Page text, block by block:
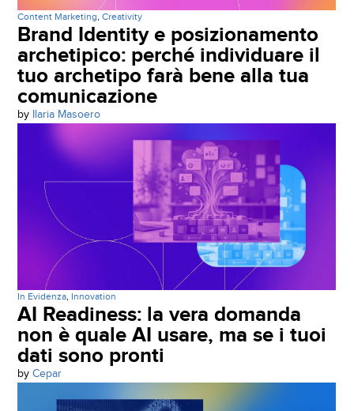
Content Marketing,Creativity
Brand Identity e posizionamento
archetipico: perché individuare il
tuo archetipo farà bene alla tua
comunicazione
by Ilaria Masoero
In Evidenza, Innovation
AI Readiness: la vera domanda
non è quale AI usare, ma se i tuoi
dati sono pronti
byCepar